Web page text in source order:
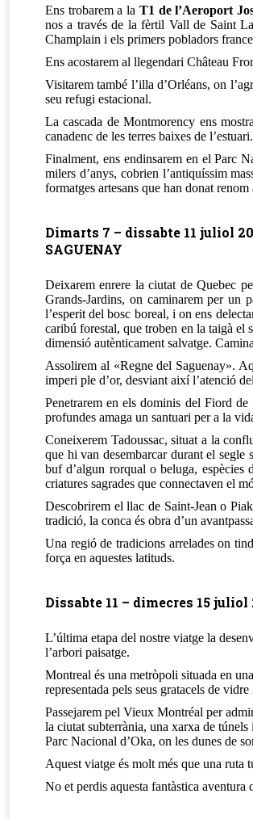
Ens trobarem a la T1 de l’Aeroport
nos a través de la fèrtil Vall de Saint
Champlain i els primers pobladors
Ens acostarem al llegendari Château
Visitarem també l’illa d’Orléans, on
seu refugi estacional.
La cascada de Montmorency ens
canadenc de les terres baixes de l’estuari.
Finalment, ens endinsarem en el Parc
milers d’anys, cobrien l’antiquíssim
formatges artesans que han donat
Dimarts 7 – dissabte 11 juliol
SAGUENAY
Deixarem enrere la ciutat de Quebec
Grands-Jardins, on caminarem per un
l’esperit del bosc boreal, i on ens
caribú forestal, que troben en la taigà el
dimensió autènticament salvatge.
Assolirem al «Regne del Saguenay».
imperi ple d’or, desviant així l’atenció
Penetrarem en els dominis del Fiord
profundes amaga un santuari per a la
Coneixerem Tadoussac, situat a la
que hi van desembarcar durant el
buf d’algun rorqual o beluga, espècies
criatures sagrades que connectaven el
Descobrirem el llac de Saint-Jean o
tradició, la conca és obra d’un
Una regió de tradicions arrelades on
força en aquestes latituds.
Dissabte 11 – dimecres 15 juliol
L’última etapa del nostre viatge la
l’arbori paisatge.
Montreal és una metròpoli situada en
representada pels seus gratacels de
Passejarem pel Vieux Montréal per
la ciutat subterrània, una xarxa de túnels
Parc Nacional d’Oka, on les dunes de
Aquest viatge és molt més que una ruta
No et perdis aquesta fantàstica